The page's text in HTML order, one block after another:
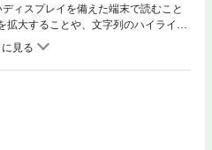
ィスプレイを備えた端末で読むこと
拡大することや、文字列のハイライ
機能が使用できません。※祐真朋樹さ
掲載されておりません。※電子版で
合や、掲載されないページや特別付録
ムックはカラーページを含みます。
男のBAR入門。BARの疑問25に完
るべき基本の「き」がわかる。家飲